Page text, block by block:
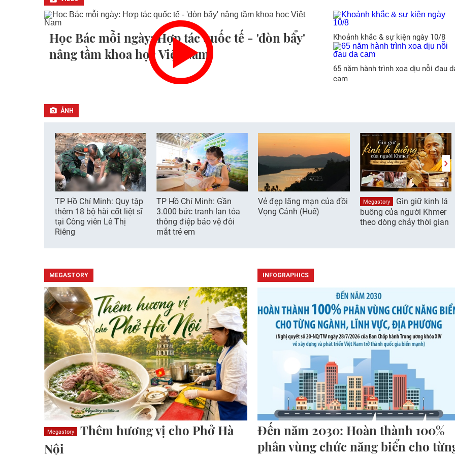
Học Bác mỗi ngày: Hợp tác quốc tế - 'đòn bẩy'
nâng tầm khoa học Việt Nam
Khoảnh khắc & sự kiện ngày 10/8
65 năm hành trình xoa dịu nỗi đau
cam
ẢNH
TP Hồ Chí Minh: Quy tập
thêm 18 bộ hài cốt liệt sĩ
tại Công viên Lê Thị
Riêng
TP Hồ Chí Minh: Gần
3.000 bức tranh lan tỏa
thông điệp bảo vệ đôi
mắt trẻ em
Vẻ đẹp lãng mạn của đồi
Vọng Cảnh (Huế)
Megastory
Gìn giữ kinh lá
buông của người Khmer
theo dòng chảy thời gian
MEGASTORY
Megastory
Thêm hương vị cho Phở Hà
Nội
INFOGRAPHICS
Đến năm 2030: Hoàn thành 100%
phân vùng chức năng biển cho